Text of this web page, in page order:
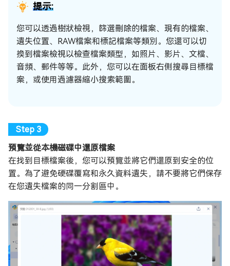
提示:
您可以透過樹狀檢視，篩選刪除的檔案、現有的檔案、
遺失位置、RAW檔案和標記檔案等類別。您還可以切
換到檔案檢視以檢查檔案類型，如照片、影片、文檔、
音頻、郵件等等。此外，您可以在面板右側搜尋目標檔
案，或使用過濾器縮小搜索範圍。
預覽並從本機磁碟中還原檔案
在找到目標檔案後，您可以預覽並將它們還原到安全的位
置。為了避免硬碟覆寫和永久資料遺失，請不要將它們保存
在您遺失檔案的同一分割區中。